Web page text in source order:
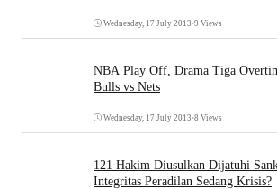
Wednesday, 17 July 2013 •9 Views
NBA Play Off, Drama Tiga
Bulls vs Nets
Wednesday, 17 July 2013 •8 Views
121 Hakim Diusulkan Dijatuhi
Integritas Peradilan Sedang Krisis?